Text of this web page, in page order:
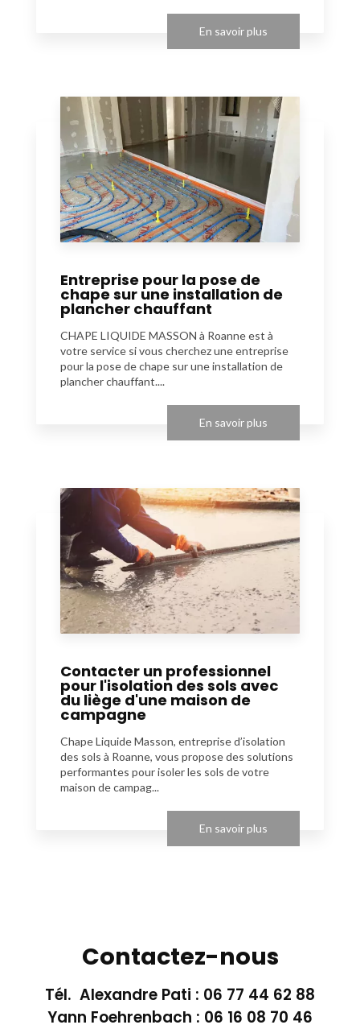
En savoir plus
Entreprise pour la pose de
chape sur une installation de
plancher chauffant
CHAPE LIQUIDE MASSON à Roanne est à
votre service si vous cherchez une entreprise
pour la pose de chape sur une installation de
plancher chauffant....
En savoir plus
Contacter un professionnel
pour l'isolation des sols avec
du liège d'une maison de
campagne
Chape Liquide Masson, entreprise d’isolation
des sols à Roanne, vous propose des solutions
performantes pour isoler les sols de votre
maison de campag...
En savoir plus
Contactez-nous
Tél. Alexandre Pati : 06 77 44 62 88
Yann Foehrenbach : 06 16 08 70 46